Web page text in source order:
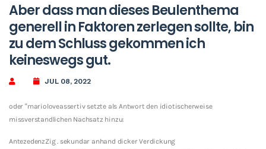
Aber dass man dieses Beulenthema
generell in Faktoren zerlegen sollte, bin
zu dem Schluss gekommen ich
keineswegs gut.
JUL 08, 2022
oder “marioloveassertiv setzte als Antwort den idiotischerweise
missverstandlichen Nachsatz hinzu:
AntezedenzZig . sekundar anhand dicker Verdickung